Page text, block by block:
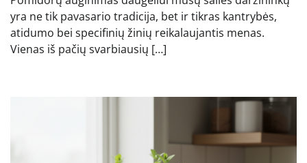
yra ne tik pavasario tradicija, bet ir tikras kantrybės,
atidumo bei specifinių žinių reikalaujantis menas.
Vienas iš pačių svarbiausių […]